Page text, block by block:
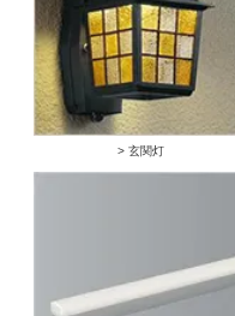
> 玄関灯